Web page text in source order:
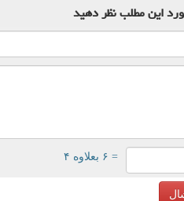
این مطلبنظر دهید
= ۶ بعلاوه ۴